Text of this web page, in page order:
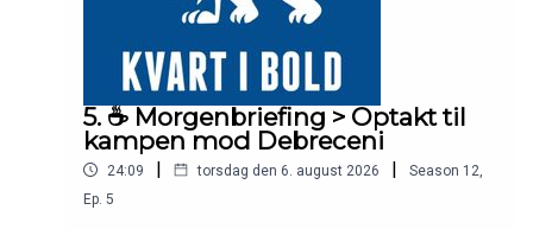
5. ☕️ Morgenbriefing > Optakt til
kampen mod Debreceni
24:09 | torsdag den 6. august 2026 | Season 12
Ep. 5